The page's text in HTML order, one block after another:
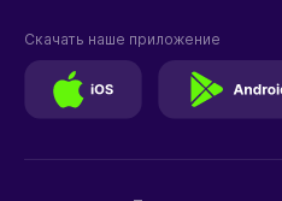
Скачать наше приложение